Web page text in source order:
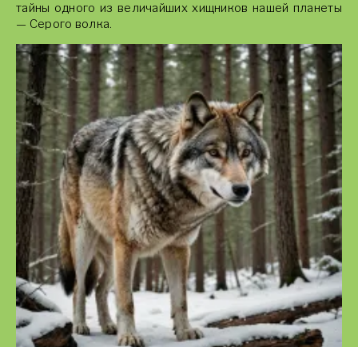
тайны одного из величайших хищников нашей планеты
— Серого волка.